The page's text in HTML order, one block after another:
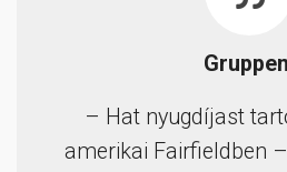
Gruppen
– Hat nyugdíjast
amerikai Fairfieldben